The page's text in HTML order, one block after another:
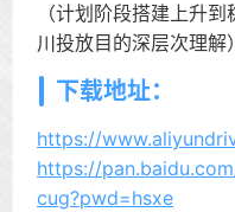
（计划阶段搭建上升
川投放目的深层次理解
下载地址：
https://
https://
cug?pwd=hsxe